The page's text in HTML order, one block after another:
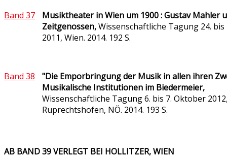
Band 37
Musiktheater in Wien um 1900 : Gustav Mahler
Zeitgenossen,Wissenschaftliche Tagung 24. bis
2011, Wien. 2014. 192 S.
Band 38
"Die Emporbringung der Musik in allen ihren
Musikalische Institutionen im Biedermeier,
Wissenschaftliche Tagung 6. bis 7. Oktober
Ruprechtshofen, NÖ. 2014. 193 S.
AB BAND 39 VERLEGT BEI HOLLITZER, WIEN